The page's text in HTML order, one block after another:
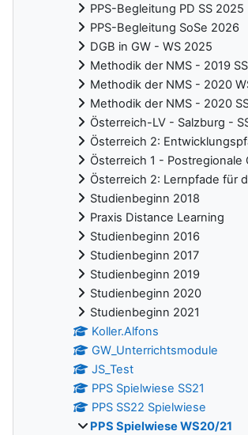
PPS-Begleitung PD SS 2025
PPS-Begleitung SoSe 2026
DGB in GW - WS 2025
Methodik der NMS - 2019 SS
Methodik der NMS - 2020
Methodik der NMS - 2020
Österreich-LV - Salzburg -
Österreich 2:
Österreich 1 - Postregionale
Österreich 2: Lernpfade für
Studienbeginn 2018
Praxis Distance Learning
Studienbeginn 2016
Studienbeginn 2017
Studienbeginn 2019
Studienbeginn 2020
Studienbeginn 2021
Koller.Alfons
GW_Unterrichtsmodule
JS_Test
PPS Spielwiese SS21
PPS SS22 Spielwiese
PPS Spielwiese WS20/21